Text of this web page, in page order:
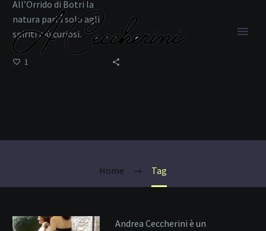
Home Tag
All’Orrido di Botri la
natura parla solo agli
spiriti più curiosi.
1
Andrea Ceccherini è un